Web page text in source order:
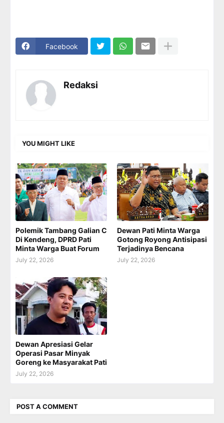
Facebook
Redaksi
YOU MIGHT LIKE
Polemik Tambang Galian C
Di Kendeng, DPRD Pati
Minta Warga Buat Forum
July 22, 2026
Dewan Pati Minta Warga
Gotong Royong Antisipasi
Terjadinya Bencana
July 22, 2026
Dewan Apresiasi Gelar
Operasi Pasar Minyak
Goreng ke Masyarakat Pati
July 22, 2026
POST A COMMENT